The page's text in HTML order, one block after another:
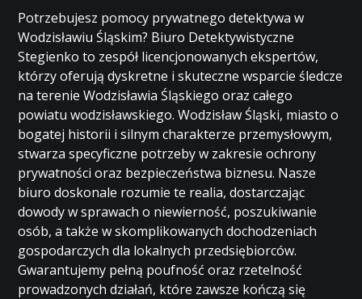
Potrzebujesz pomocy prywatnego detektywa w
Wodzisławiu Śląskim? Biuro Detektywistyczne
Stegienko to zespół licencjonowanych ekspertów,
którzy oferują dyskretne i skuteczne wsparcie śledcze
na terenie Wodzisławia Śląskiego oraz całego
powiatu wodzisławskiego. Wodzisław Śląski, miasto o
bogatej historii i silnym charakterze przemysłowym,
stwarza specyficzne potrzeby w zakresie ochrony
prywatności oraz bezpieczeństwa biznesu. Nasze
biuro doskonale rozumie te realia, dostarczając
dowody w sprawach o niewierność, poszukiwanie
osób, a także w skomplikowanych dochodzeniach
gospodarczych dla lokalnych przedsiębiorców.
Gwarantujemy pełną poufność oraz rzetelność
prowadzonych działań, które zawsze kończą się